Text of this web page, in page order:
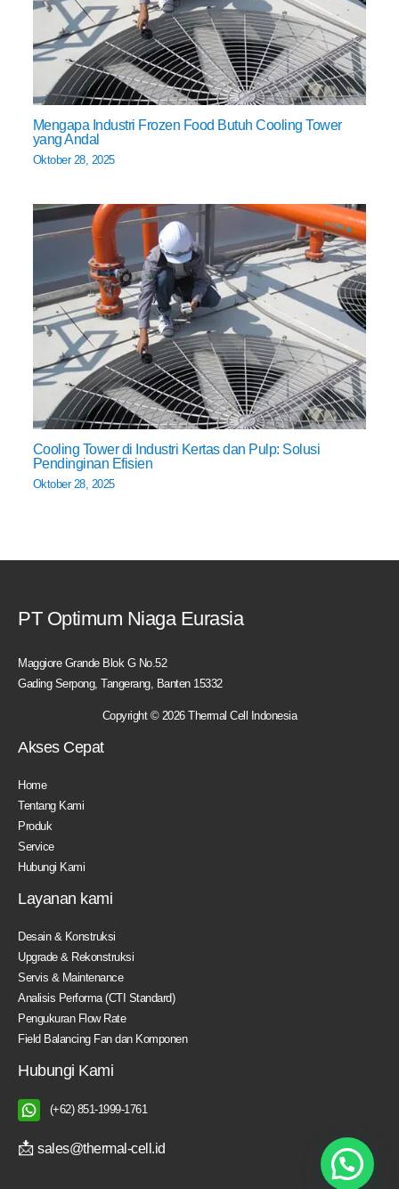
Mengapa Industri Frozen Food Butuh Cooling Tower
yang Andal
Oktober 28, 2025
Cooling Tower di Industri Kertas dan Pulp: Solusi
Pendinginan Efisien
Oktober 28, 2025
PT Optimum Niaga Eurasia
Maggiore Grande Blok G No.52
Gading Serpong, Tangerang, Banten 15332
Copyright © 2026 Thermal Cell Indonesia
Akses Cepat
Home
Tentang Kami
Produk
Service
Hubungi Kami
Layanan kami
Desain & Konstruksi
Upgrade & Rekonstruksi
Servis & Maintenance
Analisis Performa (CTI Standard)
Pengukuran Flow Rate
Field Balancing Fan dan Komponen
Hubungi Kami
(+62) 851-1999-1761
📩 sales@thermal-cell.id